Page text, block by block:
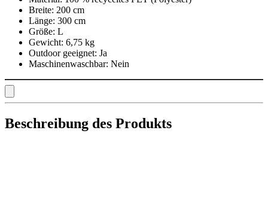
Breite: 200 cm
Länge: 300 cm
Größe: L
Gewicht: 6,75 kg
Outdoor geeignet: Ja
Maschinenwaschbar: Nein
Beschreibung des Produkts